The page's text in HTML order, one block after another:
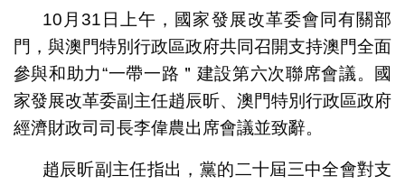
10月31日上午，國家發展改革委會同有關部
門，與澳門特別行政區政府共同召開支持澳門全面
參與和助力“一帶一路＂建設第六次聯席會議。國
家發展改革委副主任趙辰昕、澳門特別行政區政府
經濟財政司司長李偉農出席會議並致辭。
趙辰昕副主任指出，黨的二十屆三中全會對支